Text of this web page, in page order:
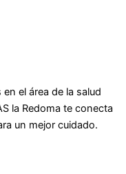
el área de la salud
la Redoma te conecta
un mejor cuidado.